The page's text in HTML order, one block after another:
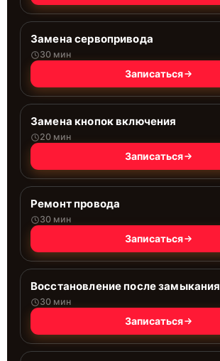
Замена сервопривода
30 мин
Записаться
Замена кнопок включения
20 мин
Записаться
Ремонт провода
30 мин
Записаться
Восстановление после замыкания
30 мин
Записаться